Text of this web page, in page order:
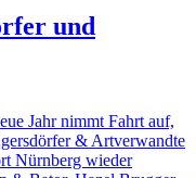
und
Jahr nimmt Fahrt auf,
& Artverwandte
Nürnberg wieder